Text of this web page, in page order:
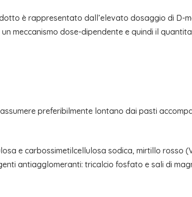
è rappresentato dall’elevato dosaggio di D-
meccanismo dose-dipendente e quindi il
preferibilmente lontano dai pasti
e carbossimetilcellulosa sodica, mirtillo
antiagglomeranti: tricalcio fosfato e sali di